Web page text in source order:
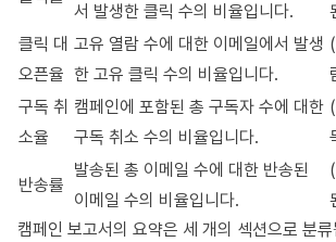
서 발생한 클릭 수의 비율입니다.
클릭 대
오픈율
고유 열람 수에 대한 이메일에서 발생
한 고유 클릭 수의 비율입니다.
구독 취
소율
캠페인에 포함된 총 구독자 수에 대한
구독 취소 수의 비율입니다.
반송률
발송된 총 이메일 수에 대한 반송된
이메일 수의 비율입니다.
캠페인 보고서의 요약은 세 개의 섹션으로 분